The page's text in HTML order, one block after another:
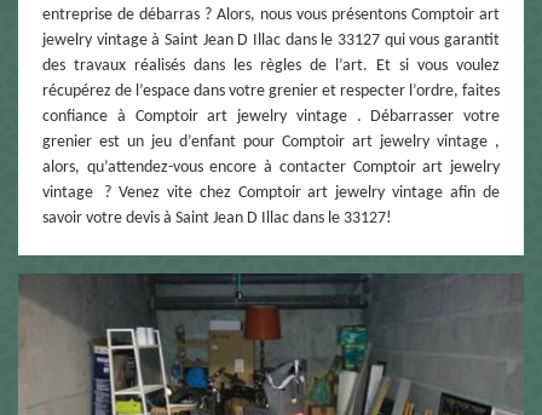
entreprise de débarras ? Alors, nous vous présentons Comptoir art
jewelry vintage à Saint Jean D Illac dans le 33127 qui vous garantit
des travaux réalisés dans les règles de l’art. Et si vous voulez
récupérez de l’espace dans votre grenier et respecter l’ordre, faites
confiance à Comptoir art jewelry vintage . Débarrasser votre
grenier est un jeu d’enfant pour Comptoir art jewelry vintage ,
alors, qu’attendez-vous encore à contacter Comptoir art jewelry
vintage ? Venez vite chez Comptoir art jewelry vintage afin de
savoir votre devis à Saint Jean D Illac dans le 33127!